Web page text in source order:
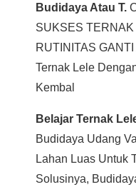
Budidaya Atau T.
SUKSES
RUTINITAS
Ternak Lele
Kembal
Belajar Ternak
Budidaya Udang
Lahan Luas Untuk
Solusinya,